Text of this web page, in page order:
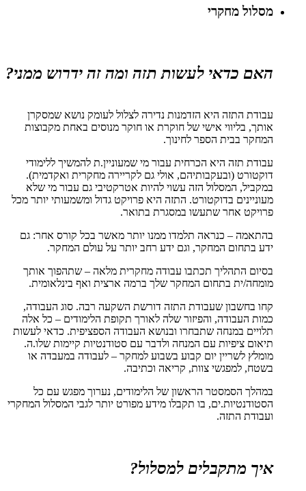
מסלול מחקרי
האם כדאי לעשות תזה ומה זה ידרוש ממני?
עבודת התזה היא הזדמנות נדירה לצלול לעומק נושא שמסקרן
אותך, בליווי אישי של חוקרת או חוקר מנוסים באחת מקבוצות
המחקר בבית הספר לחינוך.
עבודת תזה היא הכרחית עבור מי שמעוניין.ת להמשיך ללימודי
דוקטורט (ובעקבותיהם, אולי גם לקריירה מחקרית ואקדמית).
במקביל, המסלול הזה עשוי להיות אטרקטיבי גם עבור מי שלא
מעוניינים בדוקטורט. התזה היא פרויקט גדול ומשמעותי יותר מכל
פרויקט אחר שתעשו במסגרת בתואר.
בהתאמה – כנראה תלמדו ממנו יותר מאשר בכל קורס אחר: גם
ידע בתחום המחקר, וגם ידע רחב יותר על עולם המחקר.
בסיום התהליך תכתבו עבודה מחקרית מלאה – שתהפוך אותך
מומחה/ית בתחום המחקר שלך ברמה ארצית ואף בינלאומית.
קחו בחשבון שעבודת התזה דורשת השקעה רבה. סוג העבודה,
כמות העבודה, והפיזור שלה לאורך תקופת הלימודים – כל אלה
תלויים במנחה שתבחרו ובנושא העבודה הספציפית. כדאי לעשות
תיאום ציפיות עם המנחה ולדבר עם סטודנטיות קיימות שלו.ה.
מומלץ לשריין יום קבוע בשבוע למחקר – לעבודה במעבדה או
בשטח, למפגשי צוות, קריאה וכתיבה.
במהלך הסמסטר הראשון של הלימודים, נערוך מפגש עם כל
הסטודנטיות.ים, בו תקבלו מידע מפורט יותר לגבי המסלול המחקרי
ועבודת התזה.
איך מתקבלים למסלול?